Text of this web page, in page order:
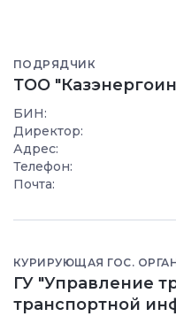
ПОДРЯДЧИК
ТОО
БИН:
Директор:
Адрес:
Телефон:
Почта:
КУРИРУЮЩАЯ ГОС.
ГУ "Управление
транспортной